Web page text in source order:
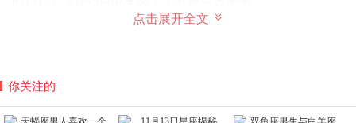
12月1日 - 12月30日出生的人上升星座查询表
点击展开全文
你关注的